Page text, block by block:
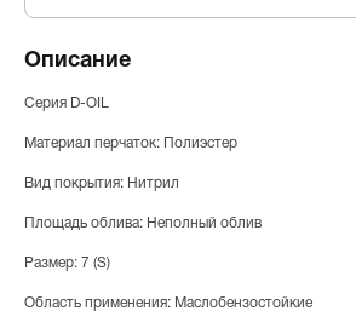
Описание
Серия D-OIL
Материал перчаток: Полиэстер
Вид покрытия: Нитрил
Площадь облива: Неполный облив
Размер: 7 (S)
Область применения: Маслобензостойкие